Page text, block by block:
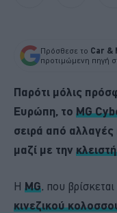
Πρόσθεσε το Car &
προτιμώμενη πηγή
Παρότι μόλις
Ευρώπη, το MG
σειρά από αλλαγές
μαζί με την
Η MG, που
κινεζικού